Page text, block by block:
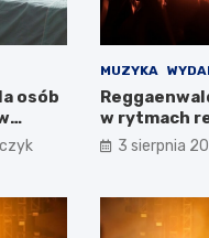
osób
rok
MUZYKA
w rytmach
3 sierpnia